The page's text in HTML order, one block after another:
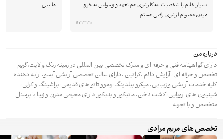
بسیار خانم با شخصیت ،به کارشون هم تعهد و وسواس به خرج
میدن ممنونم ازشون راضی هستم
1402/12/10
عالییی
درباره من
دارای گواهینامه فنی و حرفه ای و مدرک تخصصی بین المللی در زمینه رنگ و لایت،گریم
تخصص و حرفه ای، آرایش دائم ،کراتین ،دارای سالن تخصصی آرایشی آیسو، ارایه دهنده
کلیه خدمات آرایشی و زیبایی، میکرو بیلدینگ،ریموو تاتو های قدیمی،براشینگ و کرلی،
شینیون های اروپایی،کاشت ناخن، مانیکور و پدیکور دارای محیطی مدرن و زیبا با پرسنل
متخصص و با تجربه
تخصص های مریم مرادی